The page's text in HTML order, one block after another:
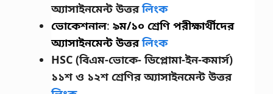
অ্যাসাইনমেন্ট উত্তরলিংক
ভোকেশনাল: ৯ম/১০ শ্রেণি পরীক্ষার্থীদের
অ্যাসাইনমেন্ট উত্তরলিংক
HSC (বিএম-ভোকে- ডিপ্লোমা-ইন-কমার্স)
১১শ ও ১২শ শ্রেণির অ্যাসাইনমেন্ট উত্তর